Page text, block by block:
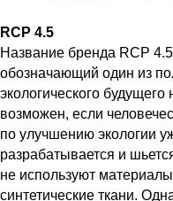
RCP 4.5
Название бренда RCP
обозначающий один из
экологического
возможен, если
по улучшению экологии
разрабатывается и
не используют
синтетические ткани.